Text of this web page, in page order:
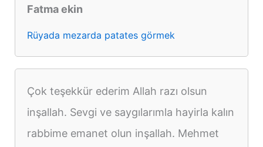
Fatma ekin
Rüyada mezarda patates görmek
Çok teşekkür ederim Allah razı olsun
inşallah. Sevgi ve saygılarımla hayirla kalın
rabbime emanet olun inşallah. Mehmet